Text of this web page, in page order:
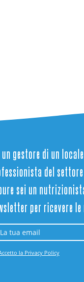
un gestore di un
del
sei un
per ricevere
la Privacy Policy